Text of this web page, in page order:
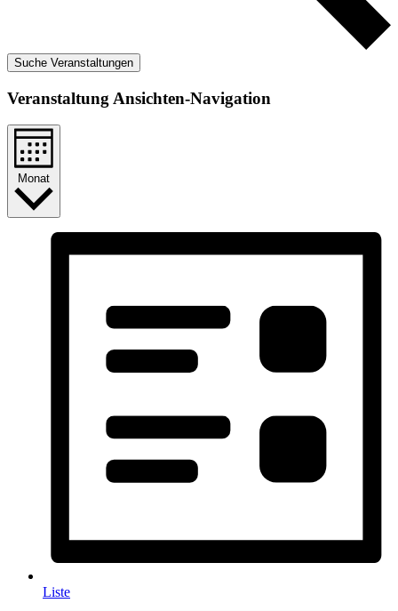
Suche Veranstaltungen
Veranstaltung Ansichten-Navigation
Monat
Liste